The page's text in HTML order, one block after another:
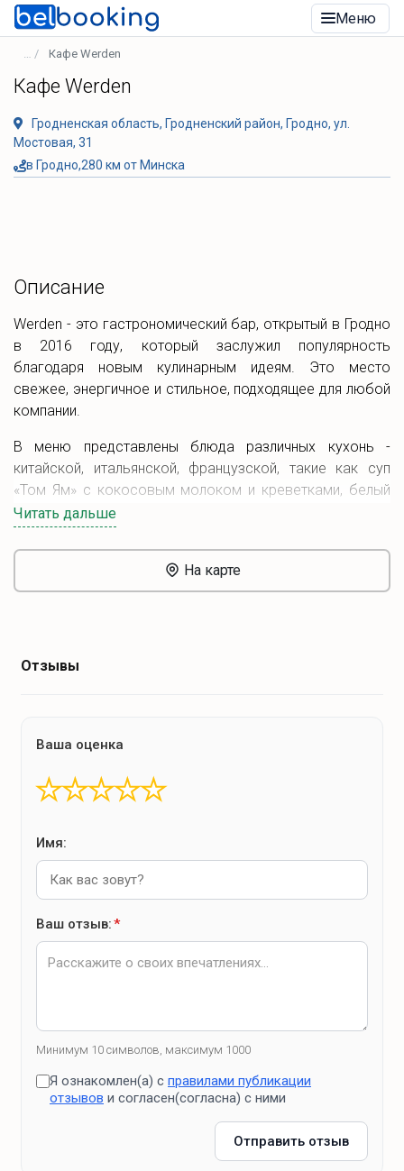
Меню
Кафе Werden
Кафе Werden
Гродненская область, Гродненский район, Гродно, ул.
Мостовая, 31
в Гродно,280 км от Минска
Описание
Werden - это гастрономический бар, открытый в Гродно
в 2016 году, который заслужил популярность
благодаря новым кулинарным идеям. Это место
свежее, энергичное и стильное, подходящее для любой
компании.
В меню представлены блюда различных кухонь -
китайской, итальянской, французской, такие как суп
«Том Ям» с кокосовым молоком и креветками, белый
дак-бургер с котлетой из утки и сливочно-грибным
соусом, и многое другое.
В будние дни действует обеденное меню. Также в
наличии большой выбор алкогольных и
Читать дальше
На карте
Отзывы
Ваша оценка
★
★
★
★
★
Имя:
Ваш отзыв:*
Минимум 10 символов, максимум 1000
Я ознакомлен(а) с правилами публикации
отзывов и согласен(согласна) с ними
Отправить отзыв